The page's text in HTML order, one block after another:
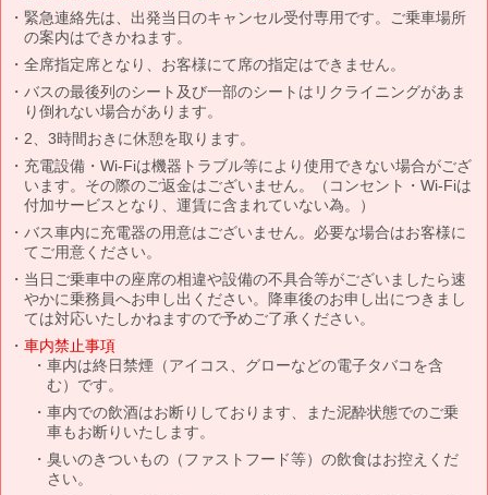
緊急連絡先は、出発当日のキャンセル受付専用です。ご乗車場所
の案内はできかねます。
全席指定席となり、お客様にて席の指定はできません。
バスの最後列のシート及び一部のシートはリクライニングがあま
り倒れない場合があります。
2、3時間おきに休憩を取ります。
充電設備・Wi-Fiは機器トラブル等により使用できない場合がござ
います。その際のご返金はございません。（コンセント・Wi-Fiは
付加サービスとなり、運賃に含まれていない為。）
バス車内に充電器の用意はございません。必要な場合はお客様に
てご用意ください。
当日ご乗車中の座席の相違や設備の不具合等がございましたら速
やかに乗務員へお申し出ください。降車後のお申し出につきまし
ては対応いたしかねますので予めご了承ください。
車内禁止事項
車内は終日禁煙（アイコス、グローなどの電子タバコを含
む）です。
車内での飲酒はお断りしております、また泥酔状態でのご乗
車もお断りいたします。
臭いのきついもの（ファストフード等）の飲食はお控えくだ
さい。